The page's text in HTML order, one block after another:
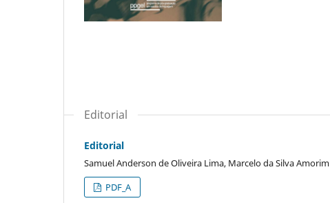
Editorial
Editorial
Samuel Anderson de Oliveira Lima, Marcelo da Silva Amorim
PDF_A